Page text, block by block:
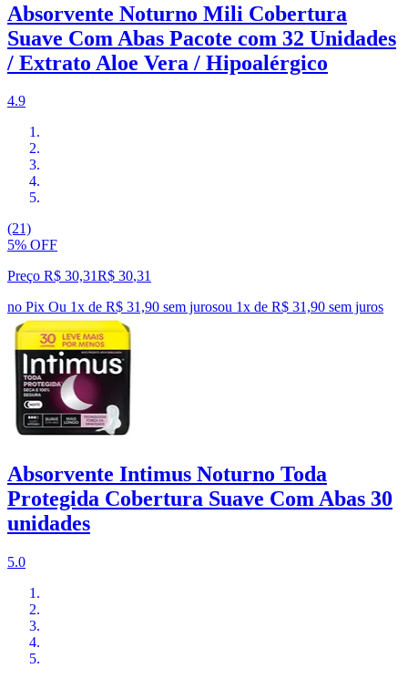
Absorvente Noturno Mili Cobertura
Suave Com Abas Pacote com 32 Unidades
/ Extrato Aloe Vera / Hipoalérgico
4.9
(21)
5% OFF
Preço R$ 30,31R$ 30,31
no Pix Ou 1x de R$ 31,90 sem jurosou 1x de R$ 31,90 sem juros
Absorvente Intimus Noturno Toda
Protegida Cobertura Suave Com Abas 30
unidades
5.0